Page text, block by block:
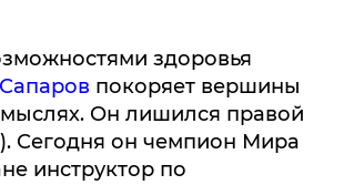
здоровья
покоряет вершины
Он лишился правой
Сегодня он чемпион Мира
инструктор по